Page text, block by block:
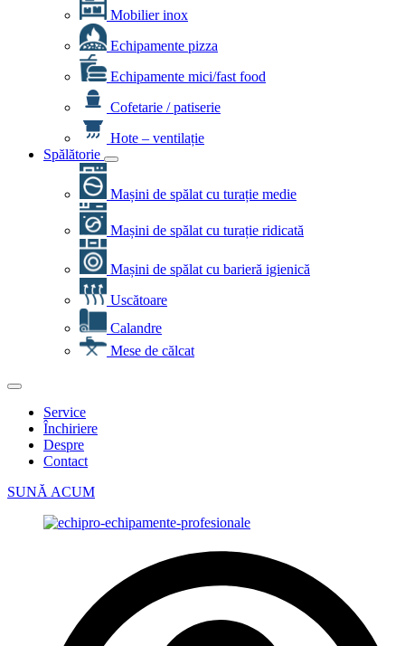
Mobilier inox
Echipamente pizza
Echipamente mici/fast food
Cofetarie / patiserie
Hote – ventilație
Spălătorie
Mașini de spălat cu turație medie
Mașini de spălat cu turație ridicată
Mașini de spălat cu barieră igienică
Uscătoare
Calandre
Mese de călcat
Service
Închiriere
Despre
Contact
SUNĂ ACUM